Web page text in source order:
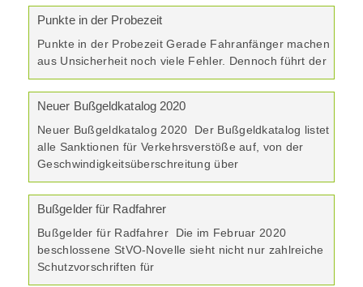
Punkte in der Probezeit
Punkte in der Probezeit Gerade Fahranfänger machen
aus Unsicherheit noch viele Fehler. Dennoch führt der
Neuer Bußgeldkatalog 2020
Neuer Bußgeldkatalog 2020 Der Bußgeldkatalog listet
alle Sanktionen für Verkehrsverstöße auf, von der
Geschwindigkeitsüberschreitung über
Bußgelder für Radfahrer
Bußgelder für Radfahrer Die im Februar 2020
beschlossene StVO-Novelle sieht nicht nur zahlreiche
Schutzvorschriften für